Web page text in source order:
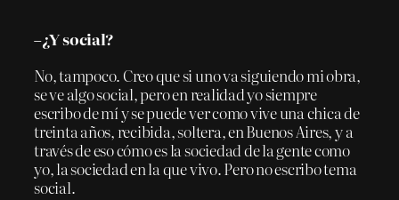
–¿Y social?
No, tampoco. Creo que si uno va siguiendo mi obra,
se ve algo social, pero en realidad yo siempre
escribo de mí y se puede ver como vive una chica de
treinta años, recibida, soltera, en Buenos Aires, y a
través de eso cómo es la sociedad de la gente como
yo, la sociedad en la que vivo. Pero no escribo tema
social.